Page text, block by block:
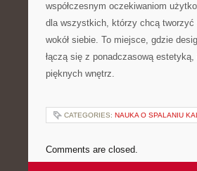
współczesnym oczekiwaniom
dla wszystkich, którzy chcą tworzyć
wokół siebie. To miejsce, gdzie
łączą się z ponadczasową
pięknych wnętrz.
CATEGORIES: NAUKA O SPALANIU
Comments are closed.